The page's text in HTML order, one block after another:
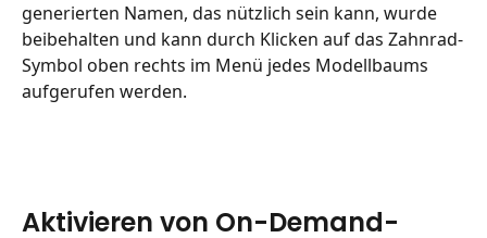
generierten Namen, das nützlich sein kann, wurde
beibehalten und kann durch Klicken auf das Zahnrad-
Symbol oben rechts im Menü jedes Modellbaums
aufgerufen werden.
Aktivieren von On-Demand-